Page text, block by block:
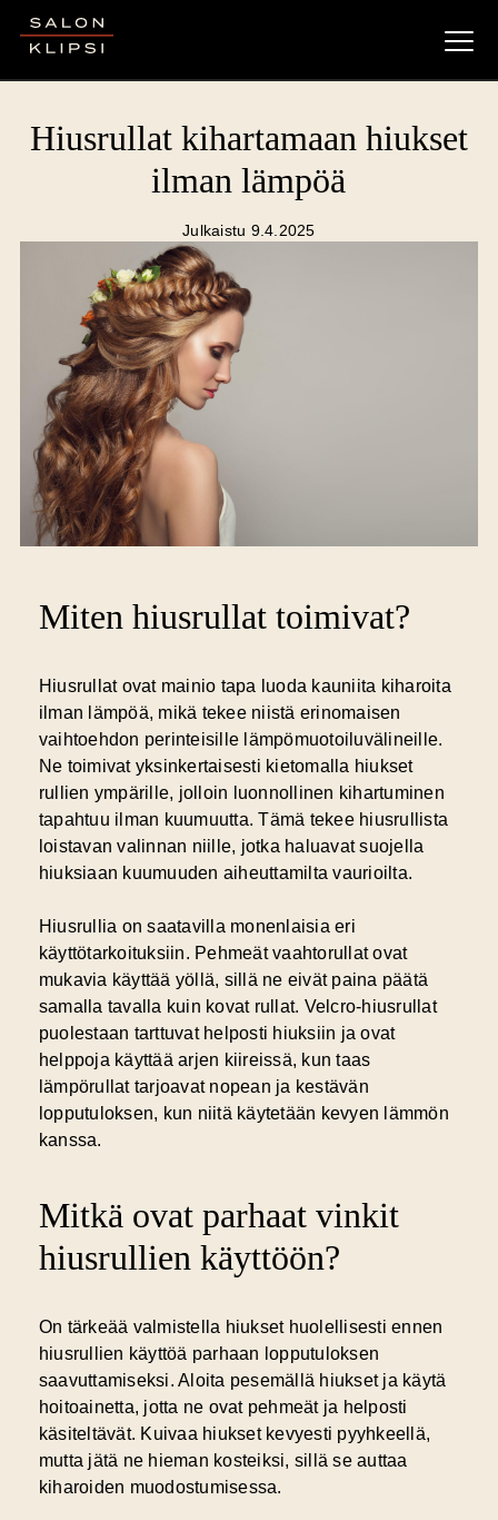
Salon Klipsi
Hiusrullat kihartamaan hiukset
ilman lämpöä
Julkaistu 9.4.2025
Miten hiusrullat toimivat?
Hiusrullat ovat mainio tapa luoda kauniita kiharoita
ilman lämpöä, mikä tekee niistä erinomaisen
vaihtoehdon perinteisille lämpömuotoiluvälineille.
Ne toimivat yksinkertaisesti kietomalla hiukset
rullien ympärille, jolloin luonnollinen kihartuminen
tapahtuu ilman kuumuutta. Tämä tekee hiusrullista
loistavan valinnan niille, jotka haluavat suojella
hiuksiaan kuumuuden aiheuttamilta vaurioilta.
Hiusrullia on saatavilla monenlaisia eri
käyttötarkoituksiin. Pehmeät vaahtorullat ovat
mukavia käyttää yöllä, sillä ne eivät paina päätä
samalla tavalla kuin kovat rullat. Velcro-hiusrullat
puolestaan tarttuvat helposti hiuksiin ja ovat
helppoja käyttää arjen kiireissä, kun taas
lämpörullat tarjoavat nopean ja kestävän
lopputuloksen, kun niitä käytetään kevyen lämmön
kanssa.
Mitkä ovat parhaat vinkit
hiusrullien käyttöön?
On tärkeää valmistella hiukset huolellisesti ennen
hiusrullien käyttöä parhaan lopputuloksen
saavuttamiseksi. Aloita pesemällä hiukset ja käytä
hoitoainetta, jotta ne ovat pehmeät ja helposti
käsiteltävät. Kuivaa hiukset kevyesti pyyhkeellä,
mutta jätä ne hieman kosteiksi, sillä se auttaa
kiharoiden muodostumisessa.